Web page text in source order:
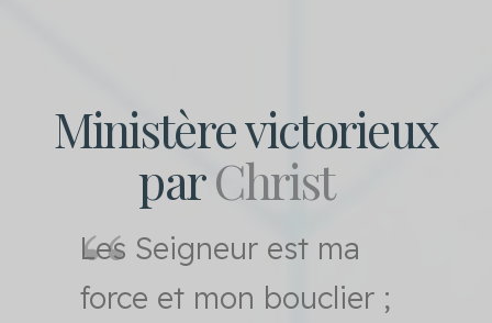
Ministère victorieux
parChrist
Les Seigneur est ma
force et mon bouclier ;